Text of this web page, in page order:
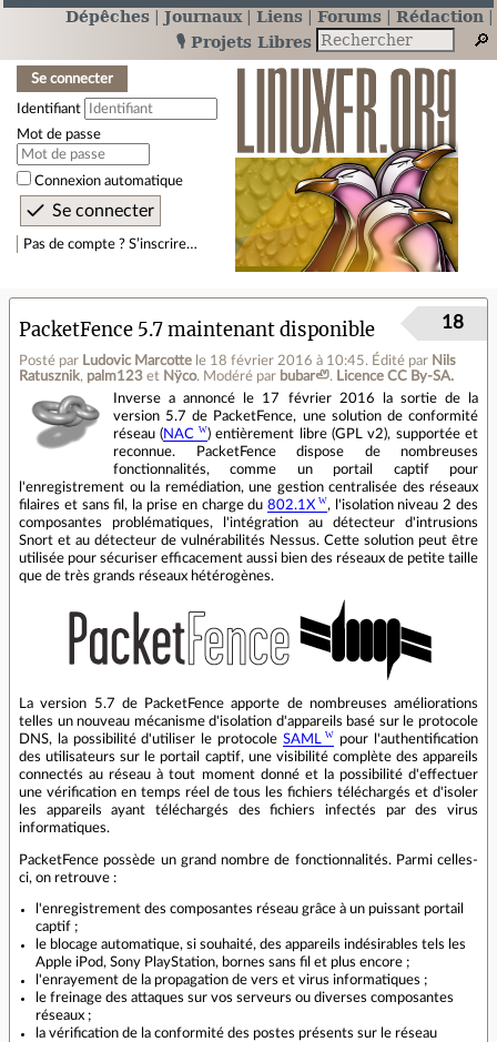
Dépêches Journaux Liens Forums
Rédaction
🎙️ Projets Libres
Se connecter
Identifiant
Mot de passe
Connexion automatique
Pas de compte ? S’inscrire…
PacketFence 5.7 maintenant disponible
Posté par Ludovic Marcotte le 18 février 2016 à 10:45. Édité par Nils
Ratusznik, palm123 et Nÿco. Modéré par bubar🦥. Licence CC By‑SA.
18
Inverse a annoncé le 17 février 2016 la sortie de la
version 5.7 de PacketFence, une solution de conformité
réseau (NAC
) entièrement libre (GPL v2), supportée et
reconnue. PacketFence dispose de nombreuses
fonctionnalités, comme un portail captif pour
l'enregistrement ou la remédiation, une gestion centralisée des réseaux
filaires et sans fil, la prise en charge du802.1X
, l'isolation niveau 2 des
composantes problématiques, l'intégration au détecteur d'intrusions
Snort et au détecteur de vulnérabilités Nessus. Cette solution peut être
utilisée pour sécuriser efficacement aussi bien des réseaux de petite taille
que de très grands réseaux hétérogènes.
La version 5.7 de PacketFence apporte de nombreuses améliorations
telles un nouveau mécanisme d'isolation d'appareils basé sur le protocole
DNS, la possibilité d'utiliser le protocole SAML
pour l'authentification
des utilisateurs sur le portail captif, une visibilité complète des appareils
connectés au réseau à tout moment donné et la possibilité d'effectuer
une vérification en temps réel de tous les fichiers téléchargés et d'isoler
les appareils ayant téléchargés des fichiers infectés par des virus
informatiques.
PacketFence possède un grand nombre de fonctionnalités. Parmi celles-
ci, on retrouve :
l'enregistrement des composantes réseau grâce à un puissant portail
captif ;
le blocage automatique, si souhaité, des appareils indésirables tels les
Apple iPod, Sony PlayStation, bornes sans fil et plus encore ;
l'enrayement de la propagation de vers et virus informatiques ;
le freinage des attaques sur vos serveurs ou diverses composantes
réseaux ;
la vérification de la conformité des postes présents sur le réseau